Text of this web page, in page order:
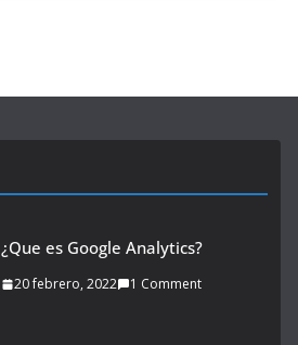
¿Que es Google Analytics?
20 febrero, 2022 1 Comment